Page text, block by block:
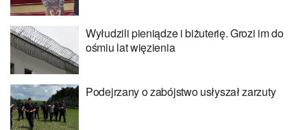
Wyłudzili pieniądze i biżuterię. Grozi im do
ośmiu lat więzienia
Podejrzany o zabójstwo usłyszał zarzuty